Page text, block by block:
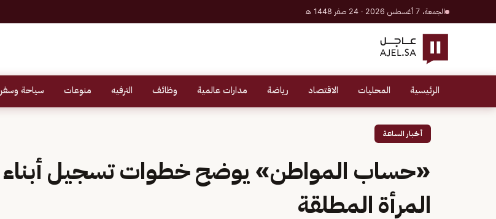
الجمعة، 7 أغسطس 2026 · 24 صفر 1448 هـ
الرئيسية المحليات الاقتصاد رياضة مدارات عالمية وظائف الترفيه منوعات سياحة وسفر
أخبار الساعة
«حساب المواطن» يوضح خطوات تسجيل أبناء
المرأة المطلقة